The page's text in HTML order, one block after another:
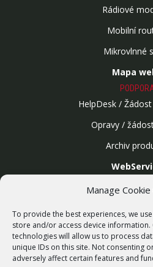
Manage
To provide the best experiences, we
store and/or access device information.
technologies will allow us to process
unique IDs on this site. Not consenting
adversely affect certain features and
Rádiové
Mobilní
Mikrovlnné
Mapa
HelpDesk /
Opravy /
Archiv
Bezdrátové
Zakázková
Report
O NÁS